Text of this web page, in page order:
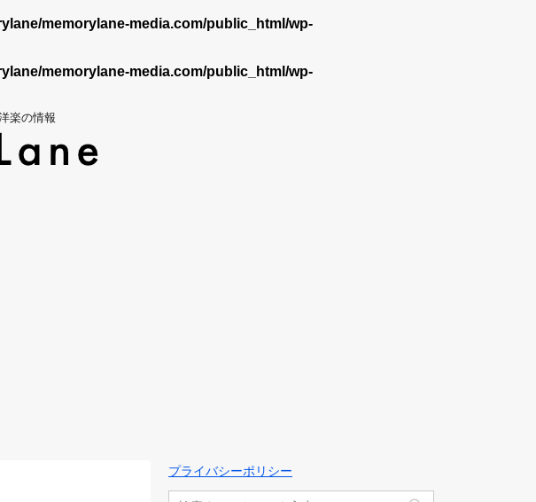
memorylane-media.com/public_html/wp-
memorylane-media.com/public_html/wp-
楽の情報
プライバシーポリシー